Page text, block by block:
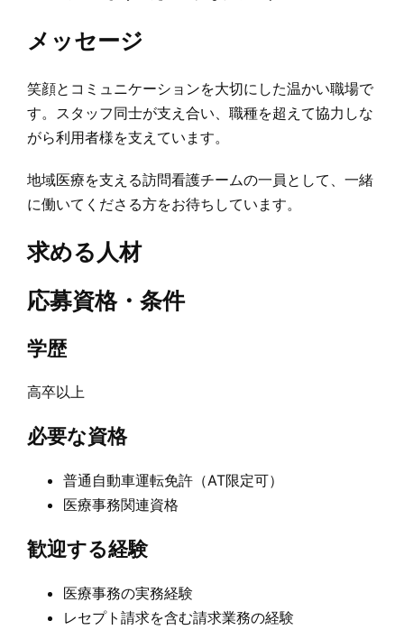
メッセージ
笑顔とコミュニケーションを大切にした温かい職場で
す。スタッフ同士が支え合い、職種を超えて協力しな
がら利用者様を支えています。
地域医療を支える訪問看護チームの一員として、一緒
に働いてくださる方をお待ちしています。
求める人材
応募資格・条件
学歴
高卒以上
必要な資格
普通自動車運転免許（AT限定可）
医療事務関連資格
歓迎する経験
医療事務の実務経験
レセプト請求を含む請求業務の経験